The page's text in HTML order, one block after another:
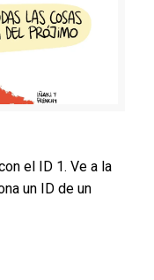
el ID 1. Ve a la
un ID de un